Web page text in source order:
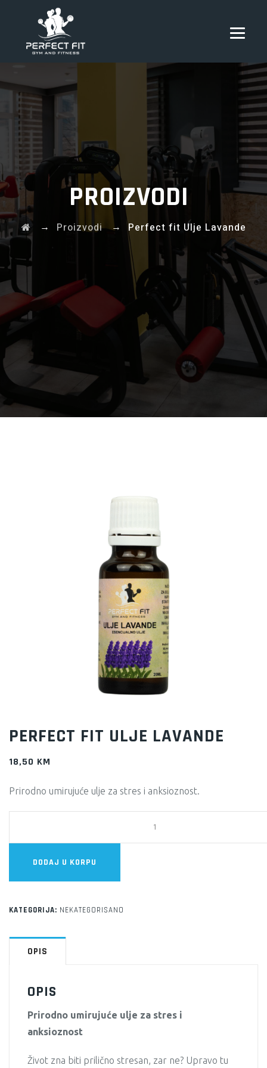
PROIZVODI
→ Proizvodi→ Perfect fit Ulje Lavande
PERFECT FIT ULJE LAVANDE
18,50 KM
Prirodno umirujuće ulje za stres i anksioznost.
DODAJ U KORPU
KATEGORIJA: NEKATEGORISANO
OPIS
OPIS
Prirodno umirujuće ulje za stres i
anksioznost
Život zna biti prilično stresan, zar ne? Upravo tu